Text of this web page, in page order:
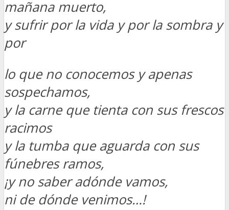
mañana muerto,
y sufrir por la vida y por la sombra y
por
lo que no conocemos y apenas
sospechamos,
y la carne que tienta con sus frescos
racimos
y la tumba que aguarda con sus
fúnebres ramos,
¡y no saber adónde vamos,
ni de dónde venimos…!